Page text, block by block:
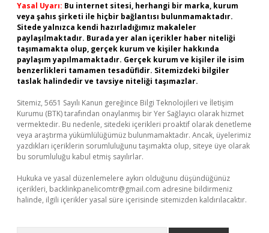
Yasal Uyarı: Bu internet sitesi, herhangi bir marka, kurum
veya şahıs şirketi ile hiçbir bağlantısı bulunmamaktadır.
Sitede yalnızca kendi hazırladığımız makaleler
paylaşılmaktadır. Burada yer alan içerikler haber niteliği
taşımamakta olup, gerçek kurum ve kişiler hakkında
paylaşım yapılmamaktadır. Gerçek kurum ve kişiler ile isim
benzerlikleri tamamen tesadüfidir. Sitemizdeki bilgiler
taslak halindedir ve tavsiye niteliği taşımazlar.
Sitemiz, 5651 Sayılı Kanun gereğince Bilgi Teknolojileri ve İletişim
Kurumu (BTK) tarafından onaylanmış bir Yer Sağlayıcı olarak hizmet
vermektedir. Bu nedenle, sitedeki içerikleri proaktif olarak denetleme
veya araştırma yükümlülüğümüz bulunmamaktadır. Ancak, üyelerimiz
yazdıkları içeriklerin sorumluluğunu taşımakta olup, siteye üye olarak
bu sorumluluğu kabul etmiş sayılırlar.
Hukuka ve yasal düzenlemelere aykırı olduğunu düşündüğünüz
içerikleri, backlinkpanelicomtr@gmail.com adresine bildirmeniz
halinde, ilgili içerikler yasal süre içerisinde sitemizden kaldırılacaktır.